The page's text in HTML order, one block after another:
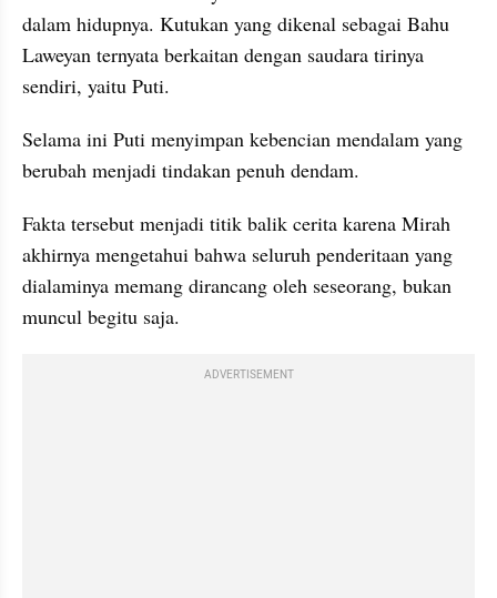
dalam hidupnya. Kutukan yang dikenal sebagai Bahu
Laweyan ternyata berkaitan dengan saudara tirinya
sendiri, yaitu Puti.
Selama ini Puti menyimpan kebencian mendalam yang
berubah menjadi tindakan penuh dendam.
Fakta tersebut menjadi titik balik cerita karena Mirah
akhirnya mengetahui bahwa seluruh penderitaan yang
dialaminya memang dirancang oleh seseorang, bukan
muncul begitu saja.
ADVERTISEMENT